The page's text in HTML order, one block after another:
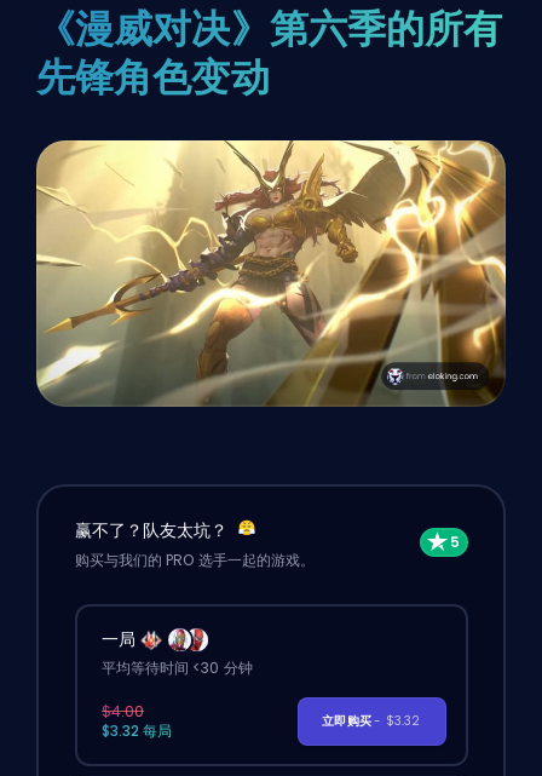
《漫威对决》第六季的所有
先锋角色变动
赢不了？队友太坑？
购买与我们的 PRO 选手一起的游戏。
一局
平均等待时间 <30 分钟
$4.00
$3.32 每局
立即购买- $3.32